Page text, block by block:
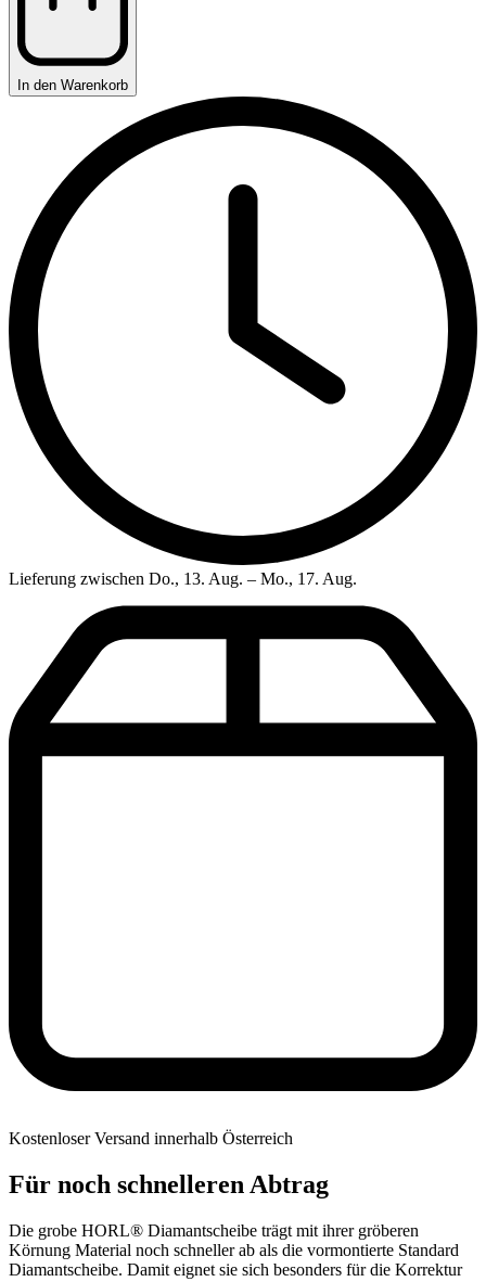
In den Warenkorb
Lieferung zwischen Do., 13. Aug. – Mo., 17. Aug.
Kostenloser Versand innerhalb Österreich
Für noch schnelleren Abtrag
Die grobe HORL® Diamantscheibe trägt mit ihrer gröberen
Körnung Material noch schneller ab als die vormontierte Standard
Diamantscheibe. Damit eignet sie sich besonders für die Korrektur